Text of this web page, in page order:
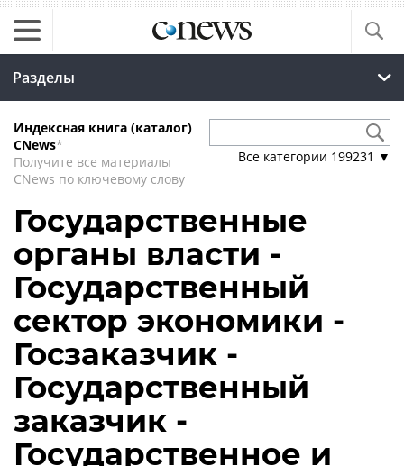
Разделы
Индексная книга (каталог)
CNews*
Получите все материалы
CNews по ключевому слову
Все категории 199231 ▼
Государственные
органы власти -
Государственный
сектор экономики -
Госзаказчик -
Государственный
заказчик -
Государственное и